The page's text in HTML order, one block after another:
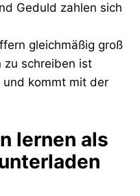
Geduld zahlen sich
gleichmäßig groß
zu schreiben ist
und kommt mit der
lernen als